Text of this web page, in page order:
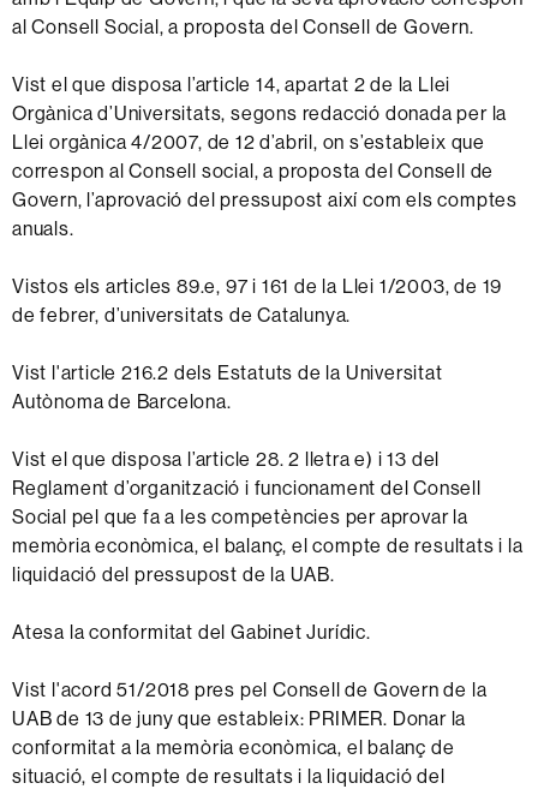
al Consell Social, a proposta del Consell de Govern.
Vist el que disposa l’article 14, apartat 2 de la Llei
Orgànica d’Universitats, segons redacció donada per la
Llei orgànica 4/2007, de 12 d’abril, on s’estableix que
correspon al Consell social, a proposta del Consell de
Govern, l’aprovació del pressupost així com els comptes
anuals.
Vistos els articles 89.e, 97 i 161 de la Llei 1/2003, de 19
de febrer, d’universitats de Catalunya.
Vist l'article 216.2 dels Estatuts de la Universitat
Autònoma de Barcelona.
Vist el que disposa l’article 28. 2 lletra e) i 13 del
Reglament d’organització i funcionament del Consell
Social pel que fa a les competències per aprovar la
memòria econòmica, el balanç, el compte de resultats i la
liquidació del pressupost de la UAB.
Atesa la conformitat del Gabinet Jurídic.
Vist l'acord 51/2018 pres pel Consell de Govern de la
UAB de 13 de juny que estableix: PRIMER. Donar la
conformitat a la memòria econòmica, el balanç de
situació, el compte de resultats i la liquidació del